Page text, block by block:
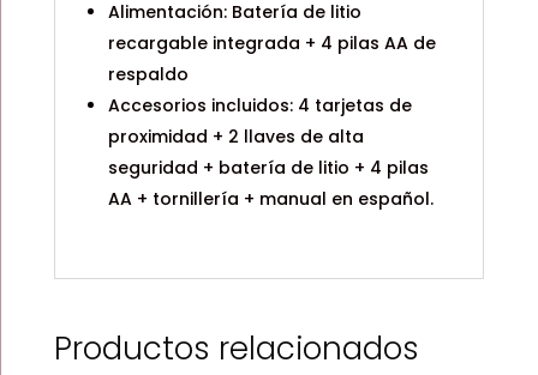
Alimentación: Batería de litio
recargable integrada + 4 pilas AA de
respaldo
Accesorios incluidos: 4 tarjetas de
proximidad + 2 llaves de alta
seguridad + batería de litio + 4 pilas
AA + tornillería + manual en español.
Productos relacionados